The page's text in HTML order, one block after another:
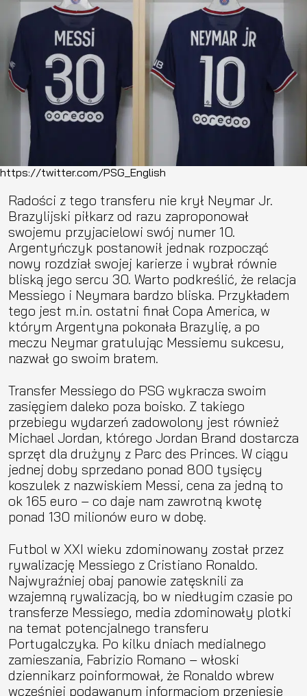
https://twitter.com/PSG_English
Radości z tego transferu nie krył Neymar Jr.
Brazylijski piłkarz od razu zaproponował
swojemu przyjacielowi swój numer 10.
Argentyńczyk postanowił jednak rozpocząć
nowy rozdział swojej karierze i wybrał równie
bliską jego sercu 30. Warto podkreślić, że relacja
Messiego i Neymara bardzo bliska. Przykładem
tego jest m.in. ostatni finał Copa America, w
którym Argentyna pokonała Brazylię, a po
meczu Neymar gratulując Messiemu sukcesu,
nazwał go swoim bratem.
Transfer Messiego do PSG wykracza swoim
zasięgiem daleko poza boisko. Z takiego
przebiegu wydarzeń zadowolony jest również
Michael Jordan, którego Jordan Brand dostarcza
sprzęt dla drużyny z Parc des Princes. W ciągu
jednej doby sprzedano ponad 800 tysięcy
koszulek z nazwiskiem Messi, cena za jedną to
ok 165 euro – co daje nam zawrotną kwotę
ponad 130 milionów euro w dobę.
Futbol w XXI wieku zdominowany został przez
rywalizację Messiego z Cristiano Ronaldo.
Najwyraźniej obaj panowie zatęsknili za
wzajemną rywalizacją, bo w niedługim czasie po
transferze Messiego, media zdominowały plotki
na temat potencjalnego transferu
Portugalczyka. Po kilku dniach medialnego
zamieszania, Fabrizio Romano – włoski
dziennikarz poinformował, że Ronaldo wbrew
wcześniej podawanym informacjom przeniesie